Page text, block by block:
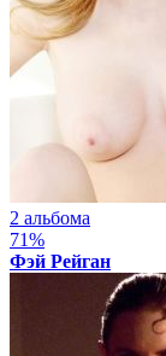
2 альбома
71%
Фэй Рейган